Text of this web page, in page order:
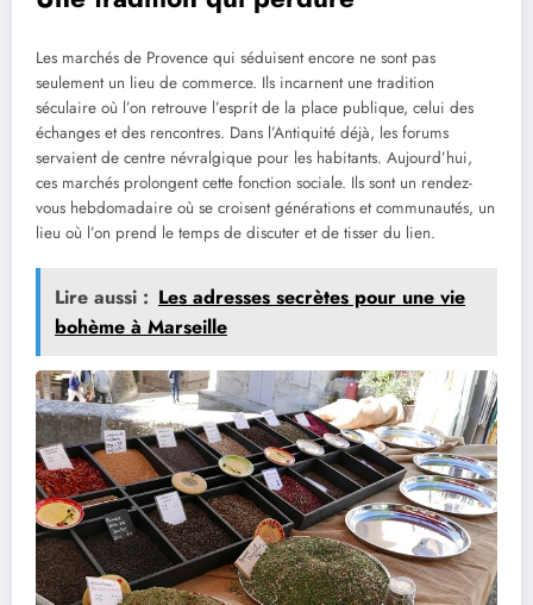
Les marchés de Provence qui séduisent encore ne sont pas
seulement un lieu de commerce. Ils incarnent une tradition
séculaire où l’on retrouve l’esprit de la place publique, celui des
échanges et des rencontres. Dans l’Antiquité déjà, les forums
servaient de centre névralgique pour les habitants. Aujourd’hui,
ces marchés prolongent cette fonction sociale. Ils sont un rendez-
vous hebdomadaire où se croisent générations et communautés, un
lieu où l’on prend le temps de discuter et de tisser du lien.
Lire aussi : Les adresses secrètes pour une vie
bohème à Marseille